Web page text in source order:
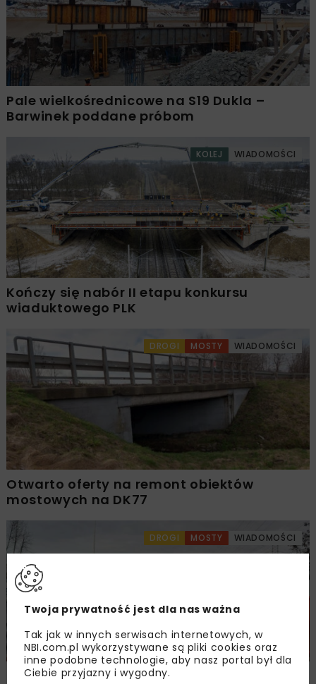
Pale wielkośrednicowe na S19 Dukla –
Barwinek poddane próbom
KOLEJ WIADOMOŚCI
Kończy się nabór II etapu konkursu
wiaduktowego PLK
DROGI MOSTY WIADOMOŚCI
Otwarto oferty na remont obiektów
mostowych na DK77
DROGI MOSTY WIADOMOŚCI
Nowe wiadukty w Katowicach nad S86
Twoja prywatność jest dla nas ważna
Tak jak w innych serwisach internetowych, w
NBI.com.pl wykorzystywane są pliki cookies oraz
inne podobne technologie, aby nasz portal był dla
Ciebie przyjazny i wygodny.